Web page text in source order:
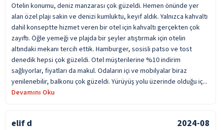
Otelin konumu, deniz manzarası çok güzeldi. Hemen önünde yer
alan özel plajı sakin ve denizi kumluktu, keyif aldık. Yalnızca kahvaltı
dahil konseptte hizmet veren bir otel için kahvaltı gerçekten çok
zayıftı. Öğle yemeği ve plajda bir şeyler atıştırmak için otelin
altındaki mekanı tercih ettik. Hamburger, sosisli patso ve tost
denedik hepsi çok güzeldi. Otel müşterilerine %10 indirim
sağlıyorlar, fiyatları da makul. Odaların içi ve mobilyalar biraz
yenilenebilir, balkonu çok güzeldi. Yürüyüş yolu üzerinde olduğu iç...
Devamını Oku
elif d 2024-08